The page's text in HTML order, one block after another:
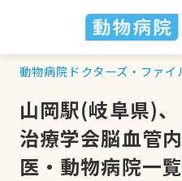
動物病院ドクターズ・ファイ
山岡駅(岐阜県)
治療学会脳血管
医・動物病院一覧